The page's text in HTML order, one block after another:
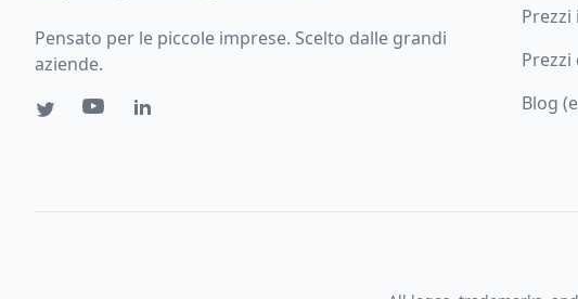
Pensato per le piccole imprese. Scelto dalle grandi
aziende.
Prezzi
Prezzi
Blog